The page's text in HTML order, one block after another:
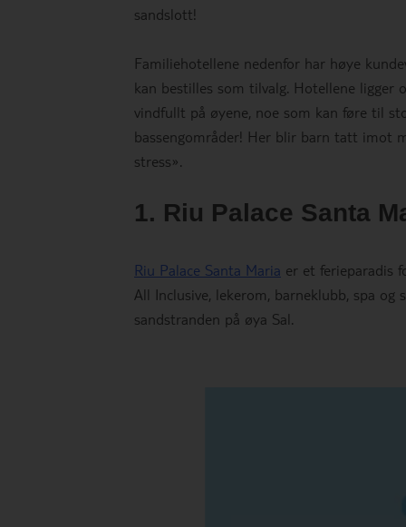
sandslott!
Familiehotellene nedenfor har høye
kan bestilles som tilvalg. Hotellene ligger
vindfullt på øyene, noe som kan føre til
bassengområder! Her blir barn tatt imot
stress».
1. Riu Palace Santa
Riu Palace Santa Maria er et ferieparadis
All Inclusive, lekerom, barneklubb, spa
sandstranden på øya Sal.